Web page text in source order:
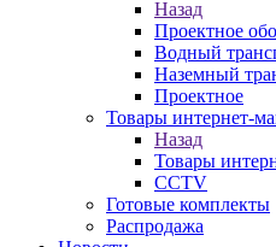
Назад
Проектное
Водный
Наземный
Проектное
Товары интернет-
Назад
Товары
CCTV
Готовые комплекты
Распродажа